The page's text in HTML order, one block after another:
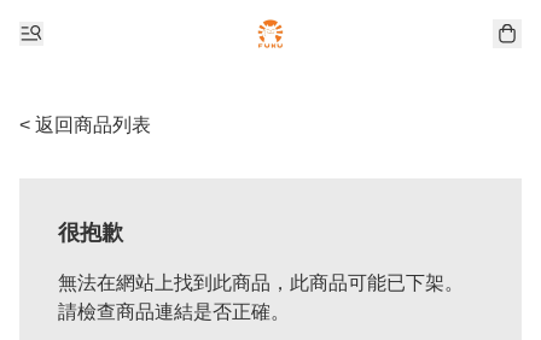
< 返回商品列表
很抱歉
無法在網站上找到此商品，此商品可能已下架。
請檢查商品連結是否正確。